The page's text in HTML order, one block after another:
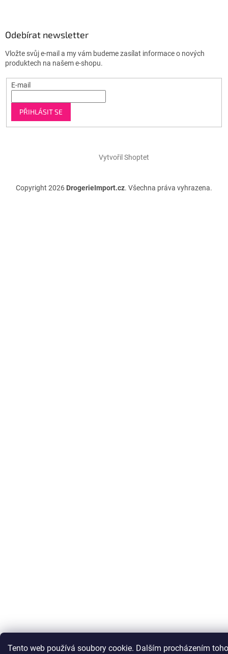
Tento web používá soubory cookie. Dalším procházením
Odebírat newsletter
Vložte svůj e-mail a my vám budeme zasílat informace o nových
produktech na našem e-shopu.
E-mail
PŘIHLÁSIT SE
Vytvořil Shoptet
Copyright 2026 DrogerieImport.cz. Všechna práva vyhrazena.